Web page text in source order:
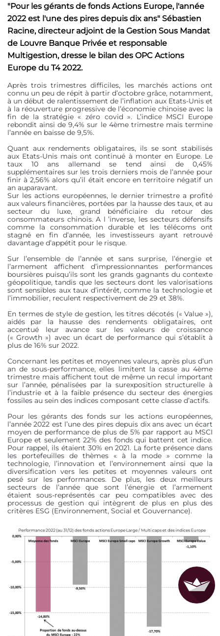
"Pour les gérants de fonds Actions Europe, l'année
2022 est l'une des pires depuis dix ans" Sébastien
Racine, directeur adjoint de la Gestion Sous Mandat
de Louvre Banque Privée et responsable
Multigestion, dresse le bilan des OPC Actions
Europe du T4 2022.
Après trois trimestres difficiles, les marchés actions ont
connu un peu de répit à partir d’octobre grâce, notamment,
à un début de ralentissement de l’inflation aux Etats-Unis et
à la réouverture progressive de l’économie chinoise avec la
fin de la stratégie « zéro covid ». L’indice MSCI Europe
rebondit ainsi de 9,4% sur le 4ème trimestre mais termine
l’année en baisse de 9,5%.
Quant aux rendements obligataires, ils se sont stabilisés
aux Etats-Unis mais ont continué à monter en Europe. Le
taux 10 ans allemand se tend ainsi de 0,45%
supplémentaires sur les trois derniers mois de l’année pour
finir à 2,56% alors qu’il était encore en territoire négatif un
an auparavant.
Sur les actions européennes, le dernier trimestre a profité
aux valeurs financières, portées par la hausse des taux, et au
secteur du luxe, grand bénéficiaire du retour des
consommateurs chinois. A l ’inverse, les secteurs défensifs
comme la consommation durable et les télécoms ont
stagné en fin d’année, les investisseurs ayant retrouvé
davantage d’appétit pour le risque.
Sur l’ensemble de l’année et sans surprise, l’énergie et
l’armement affichent d’impressionnantes performances
boursières puisqu’ils sont les grands gagnants du contexte
géopolitique, tandis que les secteurs dont les valorisations
sont sensibles aux taux d’intérêt, comme la technologie et
l’immobilier, reculent respectivement de 29 et 38%.
En termes de style de gestion, les titres décotés (« Value »),
aidés par la hausse des rendements obligataires, ont
accentué leur avance sur les valeurs de croissance
(« Growth ») avec un écart de performance qui s’établit à
plus de 16% sur 2022.
Concernant les petites et moyennes valeurs, après plus d’un
an de sous-performance, elles limitent la casse au 4ème
trimestre mais affichent tout de même un recul important
sur l’année, pénalisées par la surexposition structurelle à
l’industrie et à la faible présence du secteur des énergies
fossiles au sein des indices composant cette classe d’actifs.
Pour les gérants des fonds sur les actions européennes,
l’année 2022 est l’une des pires depuis dix ans avec un écart
moyen de performance de plus de 5% par rapport au MSCI
Europe et seulement 22% des fonds qui battent cet indice.
Pour rappel, ils étaient 30% en 2021. La forte présence dans
les portefeuilles de thèmes « à la mode » comme la
technologie, l’innovation et l’environnement ainsi que la
diversification vers les petites et moyennes valeurs ont
pesé sur les performances. De plus, les deux meilleurs
secteurs de l’année que sont l’énergie et l’armement
étaient sous-représentés car peu compatibles avec des
processus de gestion qui intègrent de plus en plus des
critères ESG (Environnement, Social et Gouvernance).